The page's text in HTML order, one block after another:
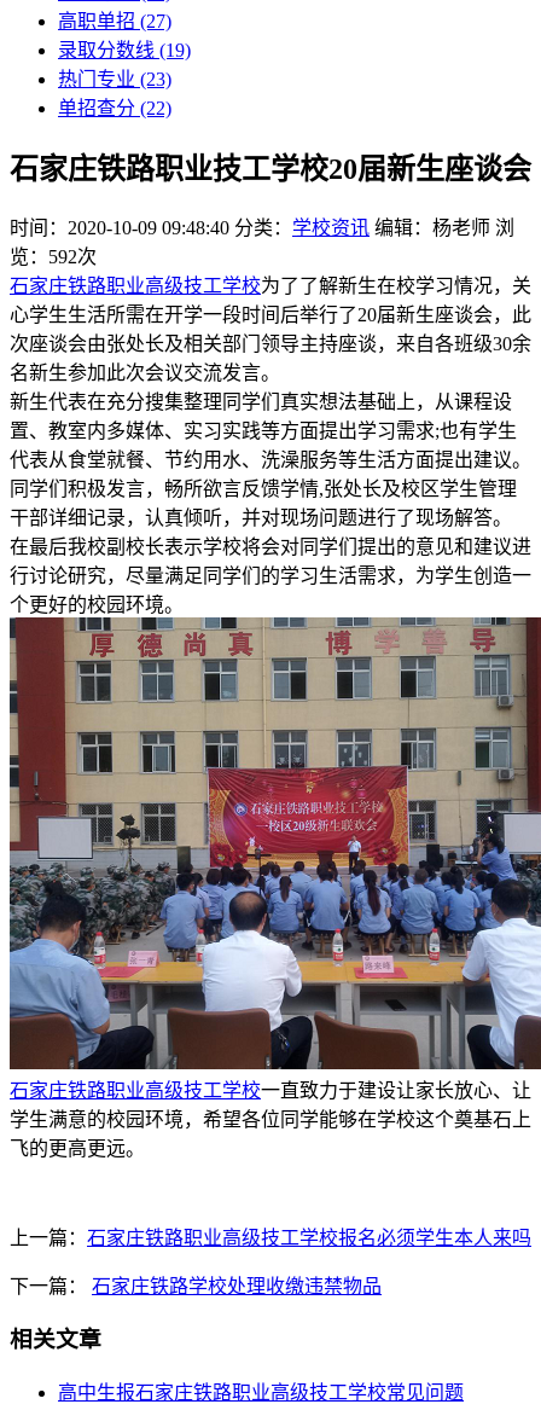
高职单招 (27)
录取分数线 (19)
热门专业 (23)
单招查分 (22)
石家庄铁路职业技工学校20届新生座谈会
时间：2020-10-09 09:48:40 分类： 学校资讯 编辑：杨老师 浏
览：592次
石家庄铁路职业高级技工学校为了了解新生在校学习情况，关
心学生生活所需在开学一段时间后举行了20届新生座谈会，此
次座谈会由张处长及相关部门领导主持座谈，来自各班级30余
名新生参加此次会议交流发言。
新生代表在充分搜集整理同学们真实想法基础上，从课程设
置、教室内多媒体、实习实践等方面提出学习需求;也有学生
代表从食堂就餐、节约用水、洗澡服务等生活方面提出建议。
同学们积极发言，畅所欲言反馈学情,张处长及校区学生管理
干部详细记录，认真倾听，并对现场问题进行了现场解答。
在最后我校副校长表示学校将会对同学们提出的意见和建议进
行讨论研究，尽量满足同学们的学习生活需求，为学生创造一
个更好的校园环境。
石家庄铁路职业高级技工学校一直致力于建设让家长放心、让
学生满意的校园环境，希望各位同学能够在学校这个奠基石上
飞的更高更远。
上一篇： 石家庄铁路职业高级技工学校报名必须学生本人来吗
下一篇： 石家庄铁路学校处理收缴违禁物品
相关文章
高中生报石家庄铁路职业高级技工学校常见问题